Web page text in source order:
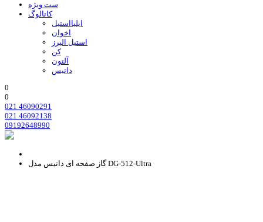
ست ویژه
کاتالوگ
ایلیااستیل
اخوان
استیل البرز
کن
آلتون
داتیس
0
0
021 46090291
021 46092138
09192648990
گاز صفحه ای داتیس مدل DG-512-Ultra